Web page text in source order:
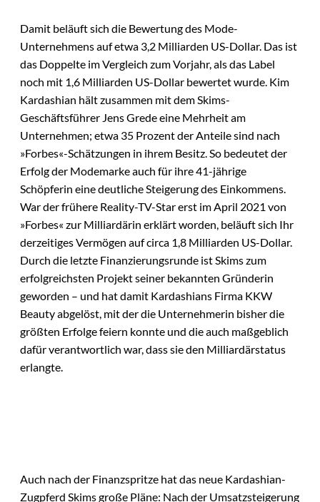
Damit beläuft sich die Bewertung des Mode-
Unternehmens auf etwa 3,2 Milliarden US-Dollar. Das ist
das Doppelte im Vergleich zum Vorjahr, als das Label
noch mit 1,6 Milliarden US-Dollar bewertet wurde. Kim
Kardashian hält zusammen mit dem Skims-
Geschäftsführer Jens Grede eine Mehrheit am
Unternehmen; etwa 35 Prozent der Anteile sind nach
»Forbes«-Schätzungen in ihrem Besitz. So bedeutet der
Erfolg der Modemarke auch für ihre 41-jährige
Schöpferin eine deutliche Steigerung des Einkommens.
War der frühere Reality-TV-Star erst im April 2021 von
»Forbes« zur Milliardärin erklärt worden, beläuft sich Ihr
derzeitiges Vermögen auf circa 1,8 Milliarden US-Dollar.
Durch die letzte Finanzierungsrunde ist Skims zum
erfolgreichsten Projekt seiner bekannten Gründerin
geworden – und hat damit Kardashians Firma KKW
Beauty abgelöst, mit der die Unternehmerin bisher die
größten Erfolge feiern konnte und die auch maßgeblich
dafür verantwortlich war, dass sie den Milliardärstatus
erlangte.
Auch nach der Finanzspritze hat das neue Kardashian-
Zugpferd Skims große Pläne: Nach der Umsatzsteigerung